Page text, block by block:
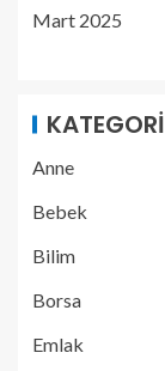
Mart 2025
KATEGORI
Anne
Bebek
Bilim
Borsa
Emlak